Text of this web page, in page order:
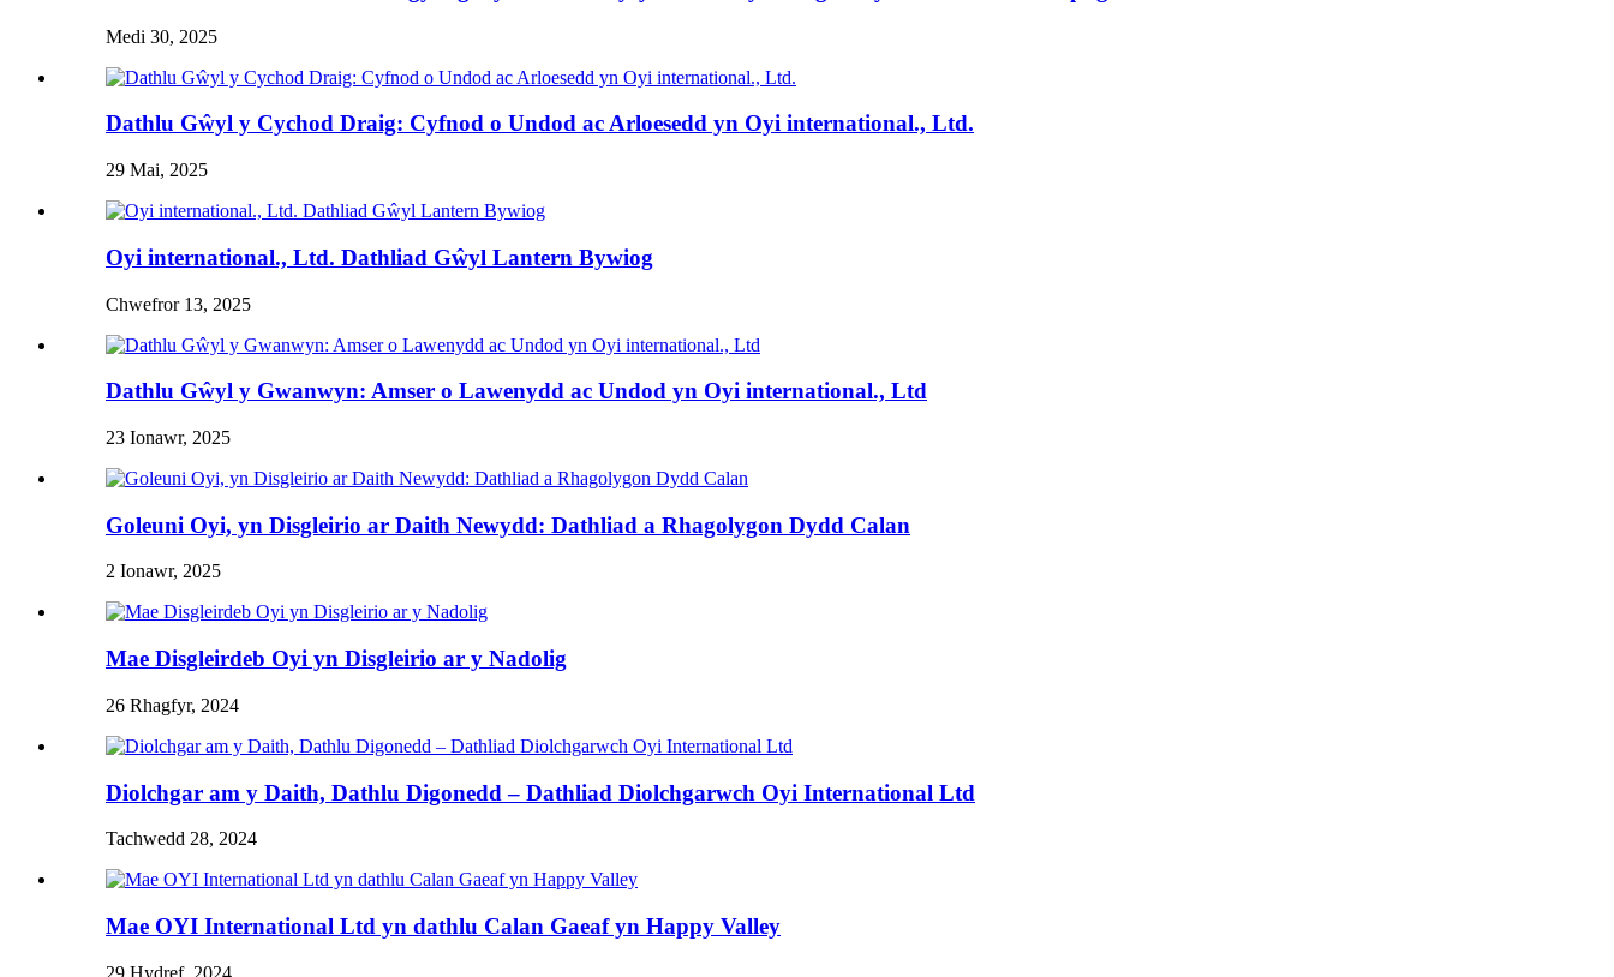
Medi 30, 2025
Dathlu Gŵyl y Cychod Draig: Cyfnod o Undod ac Arloesedd yn Oyi international., Ltd.
29 Mai, 2025
Oyi international., Ltd. Dathliad Gŵyl Lantern Bywiog
Chwefror 13, 2025
Dathlu Gŵyl y Gwanwyn: Amser o Lawenydd ac Undod yn Oyi international., Ltd
23 Ionawr, 2025
Goleuni Oyi, yn Disgleirio ar Daith Newydd: Dathliad a Rhagolygon Dydd Calan
2 Ionawr, 2025
Mae Disgleirdeb Oyi yn Disgleirio ar y Nadolig
26 Rhagfyr, 2024
Diolchgar am y Daith, Dathlu Digonedd – Dathliad Diolchgarwch Oyi International Ltd
Tachwedd 28, 2024
Mae OYI International Ltd yn dathlu Calan Gaeaf yn Happy Valley
29 Hydref, 2024